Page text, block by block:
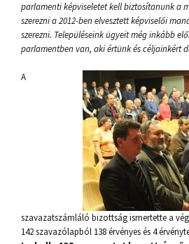
parlamenti képviseletet kell biztosítanunk a
szerezni a 2012-ben elvesztett képviselői
szerezni. Településeink ügyeit még inkább
parlamentben van, aki értünk és céljainkért
A
szavazatszámláló bizottság ismertette a
142 szavazólapból 138 érvényes és 4